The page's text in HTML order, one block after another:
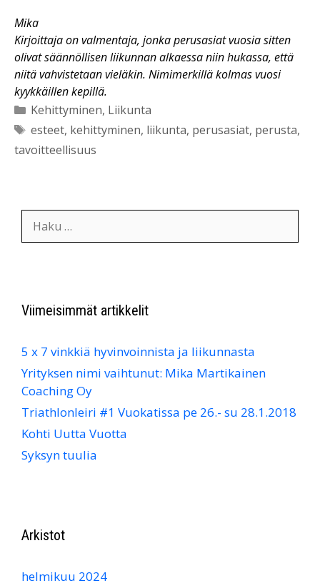
Mika
Kirjoittaja on valmentaja, jonka perusasiat vuosia sitten
olivat säännöllisen liikunnan alkaessa niin hukassa, että
niitä vahvistetaan vieläkin. Nimimerkillä kolmas vuosi
kyykkäillen kepillä.
Kategoriat
Kehittyminen, Liikunta
Avainsanat
esteet, kehittyminen, liikunta, perusasiat, perusta,
tavoitteellisuus
Haku:
Viimeisimmät artikkelit
5 x 7 vinkkiä hyvinvoinnista ja liikunnasta
Yrityksen nimi vaihtunut: Mika Martikainen
Coaching Oy
Triathlonleiri #1 Vuokatissa pe 26.- su 28.1.2018
Kohti Uutta Vuotta
Syksyn tuulia
Arkistot
helmikuu 2024